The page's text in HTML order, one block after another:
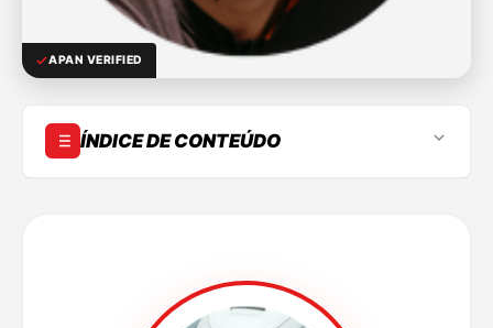
APAN VERIFIED
ÍNDICE DE CONTEÚDO